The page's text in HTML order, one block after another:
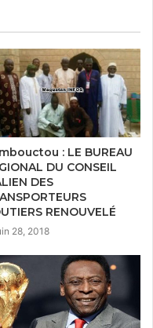
: LE BUREAU
DU CONSEIL
DES
RENOUVELÉ
28, 2018